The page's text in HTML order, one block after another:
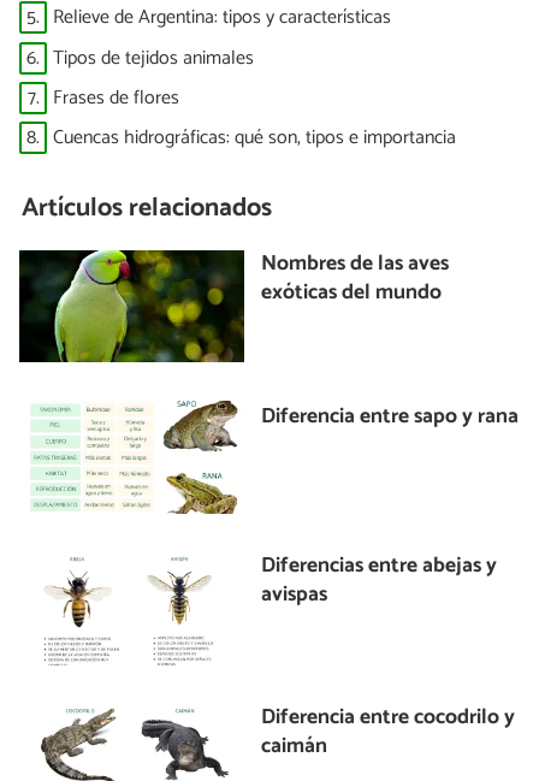
5. Relieve de Argentina: tipos y características
6. Tipos de tejidos animales
7. Frases de flores
8. Cuencas hidrográficas: qué son, tipos e importancia
Artículos relacionados
Nombres de las aves
exóticas del mundo
Diferencia entre sapo y rana
Diferencias entre abejas y
avispas
Diferencia entre cocodrilo y
caimán